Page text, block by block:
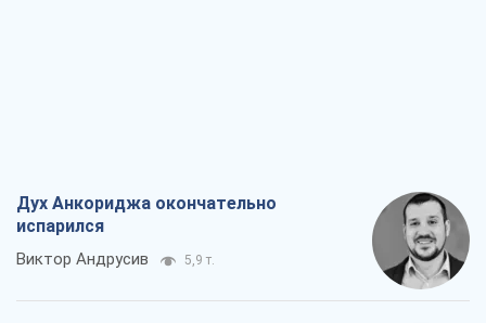
Дух Анкориджа окончательно
испарился
Виктор Андрусив 5,9 т.